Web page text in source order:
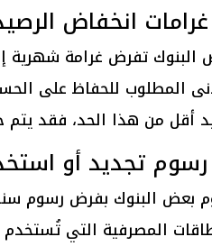
البنوك تفرض غرامة شهرية
المطلوب للحفاظ على
أقل من هذا الحد، فقد يتم
بعض البنوك بفرض رسوم
المصرفية التي